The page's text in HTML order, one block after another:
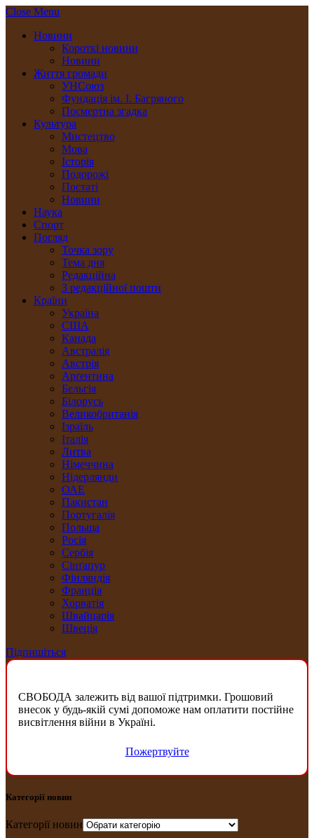
Close Menu
Новини
Короткі новини
Новини
Життя громади
УНСоюз
Фундація ім. І. Багряного
Посмертна згадка
Культура
Мистецтво
Мова
Історія
Подорожі
Постаті
Новини
Наука
Спорт
Погляд
Точка зору
Тема дня
Редакційна
З редакційної пошти
Країни
Україна
США
Канада
Австралія
Австрія
Арґентина
Бельгія
Білорусь
Великобританія
Ізраїль
Італія
Литва
Німеччина
Нідерлянди
ОАЕ
Пакистан
Португалія
Польща
Росія
Сербія
Сінґапур
Фінляндія
Франція
Хорватія
Швайцарія
Швеція
Підпишіться
СВОБОДА залежить від вашої підтримки. Грошовий
внесок у будь-якій сумі допоможе нам оплатити постійне
висвітлення війни в Україні.
Пожертвуйте
Категорії новин
Категорії новин